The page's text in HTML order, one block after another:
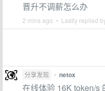
晋升不调薪怎么办
2 mins ago • Lastly replied
分享发现 • netox
在线体验 16K token/s